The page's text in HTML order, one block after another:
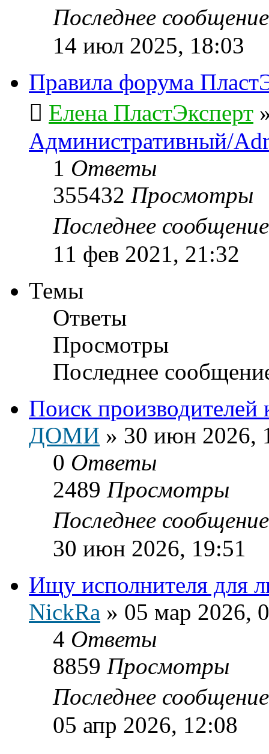
Последнее
14 июл 2025, 18:03
Правила форума
Елена ПластЭксперт
Административный/
1 Ответы
355432 Просмотры
Последнее
11 фев 2021, 21:32
Темы
Ответы
Просмотры
Последнее
Поиск
ДОМИ » 30 июн 2026,
0 Ответы
2489 Просмотры
Последнее
30 июн 2026, 19:51
Ищу исполнителя для
NickRa » 05 мар 2026,
4 Ответы
8859 Просмотры
Последнее
05 апр 2026, 12:08